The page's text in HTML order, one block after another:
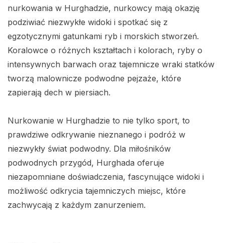
nurkowania w Hurghadzie, nurkowcy mają okazję
podziwiać niezwykłe widoki i spotkać się z
egzotycznymi gatunkami ryb i morskich stworzeń.
Koralowce o różnych kształtach i kolorach, ryby o
intensywnych barwach oraz tajemnicze wraki statków
tworzą malownicze podwodne pejzaże, które
zapierają dech w piersiach.
Nurkowanie w Hurghadzie to nie tylko sport, to
prawdziwe odkrywanie nieznanego i podróż w
niezwykły świat podwodny. Dla miłośników
podwodnych przygód, Hurghada oferuje
niezapomniane doświadczenia, fascynujące widoki i
możliwość odkrycia tajemniczych miejsc, które
zachwycają z każdym zanurzeniem.